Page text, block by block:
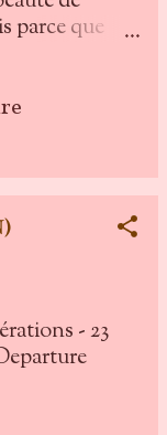
parce que
. Le
leurs
sont. On vit
par Martin
à ses côtés,
Maryse
fils,
- 23